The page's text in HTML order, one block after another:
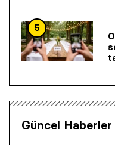
5
Güncel Haberler